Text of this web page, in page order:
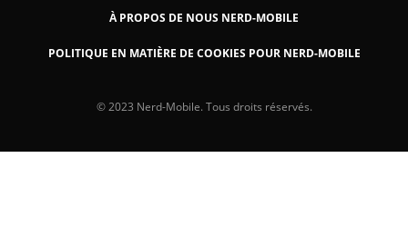
À PROPOS DE NOUS NERD-MOBILE
POLITIQUE EN MATIÈRE DE COOKIES POUR NERD-MOBILE
© 2023 Nerd-Mobile. Tous droits réservés.